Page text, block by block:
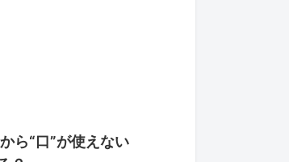
ら“口”が使えない